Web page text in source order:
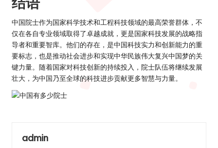
中国院士作为国家科学技术和工程科技领域的最高荣誉群体，不
仅在各自专业领域取得了卓越成就，更是国家科技发展的战略指
导者和重要智库。他们的存在，是中国科技实力和创新能力的重
要标志，也是推动社会进步和实现中华民族伟大复兴中国梦的关
键力量。随着国家对科技创新的持续投入，院士队伍将继续发展
壮大，为中国乃至全球的科技进步贡献更多智慧与力量。
admin